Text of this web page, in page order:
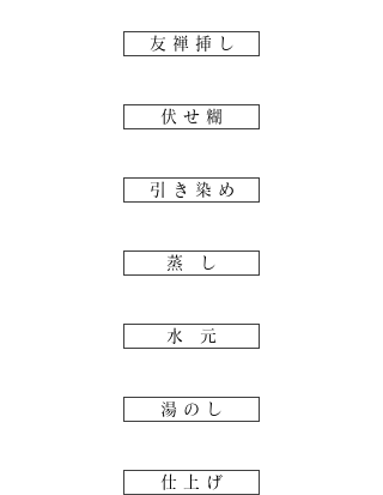
友 禅 挿 し
伏 せ 糊
引 き 染 め
蒸 し
水 元
湯 の し
仕 上 げ